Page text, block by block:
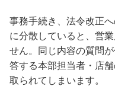
事務手続き、法令改正
に分散していると、営
せん。同じ内容の質問
答する本部担当者・店
取られてしまいます。